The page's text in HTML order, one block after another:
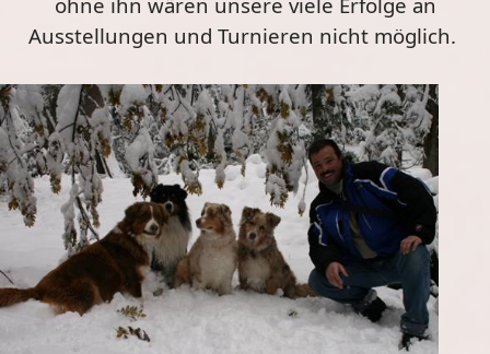
Ausstellungen und Turnieren nicht möglich.